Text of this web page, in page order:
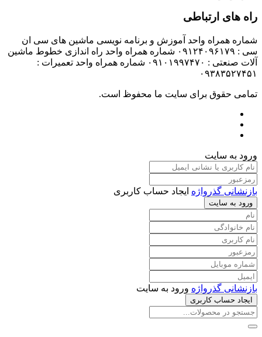
راه های ارتباطی
شماره همراه واحد آموزش و برنامه نویسی ماشین های سی ان
سی : ۰۹۱۲۴۰۹۶۱۷۹ شماره همراه واحد راه اندازی خطوط ماشین
آلات صنعتی : ۰۹۱۰۱۹۹۷۴۷۰ شماره همراه واحد تعمیرات :
۰۹۳۸۳۵۲۷۴۵۱
تمامی حقوق برای سایت ما محفوظ است.
ورود به سایت
بازنشانی گذرواژه ایجاد حساب کاربری
ورود به سایت
بازنشانی گذرواژه ورود به سایت
ایجاد حساب کاربری